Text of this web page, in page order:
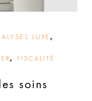
LUXE ,
, FISCALITÉ
soins